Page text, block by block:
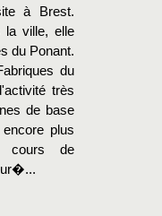
à Brest.
la ville, elle
du Ponant.
du
très
de base
plus
cours de